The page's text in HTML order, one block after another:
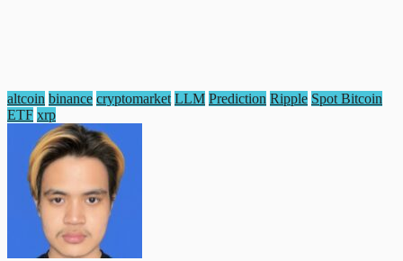
altcoin binance cryptomarket LLM Prediction Ripple Spot Bitcoin
ETF xrp